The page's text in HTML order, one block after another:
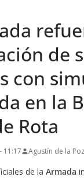
de
con
en la
Rota
11:17 Agustín de la
de la Armada